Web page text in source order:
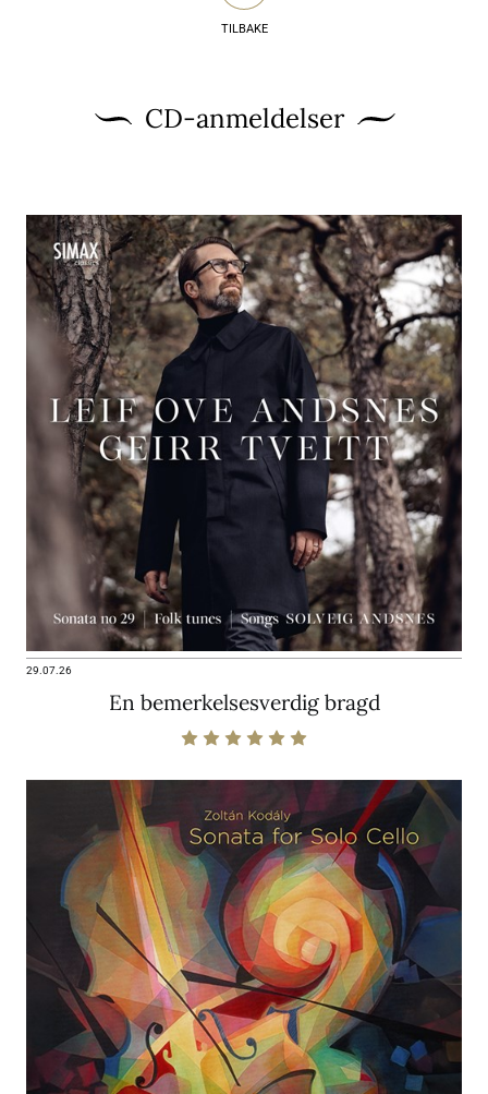
TILBAKE
CD-anmeldelser
29.07.26
En bemerkelsesverdig bragd